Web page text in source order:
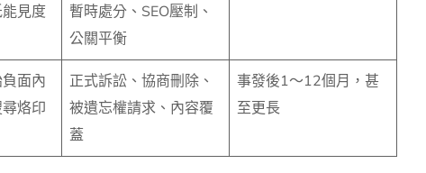
見度
暫時處分、SEO壓制、
公關平衡
面內
烙印
正式訴訟、協商刪除、
被遺忘權請求、內容覆
蓋
事發後1～12個月，甚
至更長